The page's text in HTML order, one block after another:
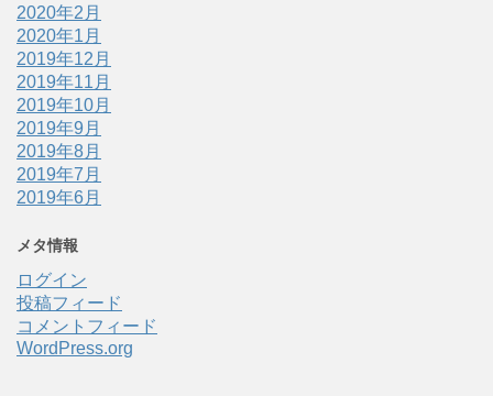
2020年2月
2020年1月
2019年12月
2019年11月
2019年10月
2019年9月
2019年8月
2019年7月
2019年6月
メタ情報
ログイン
投稿フィード
コメントフィード
WordPress.org